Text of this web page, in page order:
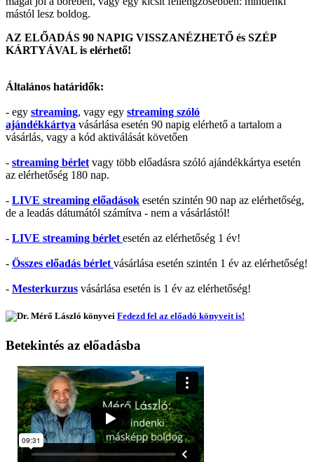
mástól lesz boldog.
AZ ELŐADÁS 90 NAPIG VISSZANÉZHETŐ és SZÉP
KÁRTYÁVAL is elérhető!
Általános határidők:
- egy streaming, vagy egy streaming szóló
ajándékkártya vásárlása esetén 90 napig elérhető a tartalom a
vásárlás, vagy a kód aktiválását követően
- streaming bérlet vagy több előadásra szóló ajándékkártya esetén
az elérhetőség 180 nap.
- LIVE streaming előadások esetén szintén 90 nap az elérhetőség,
de a leadás dátumától számítva - nem a vásárlástól!
- LIVE streaming bérlet esetén az elérhetőség 1 év!
- Összes előadás bérlet vásárlása esetén szintén 1 év az elérhetőség!
- Mesterkurzus vásárlása esetén is 1 év az elérhetőség!
Fedezd fel az előadó könyveit is!
Betekintés az előadásba